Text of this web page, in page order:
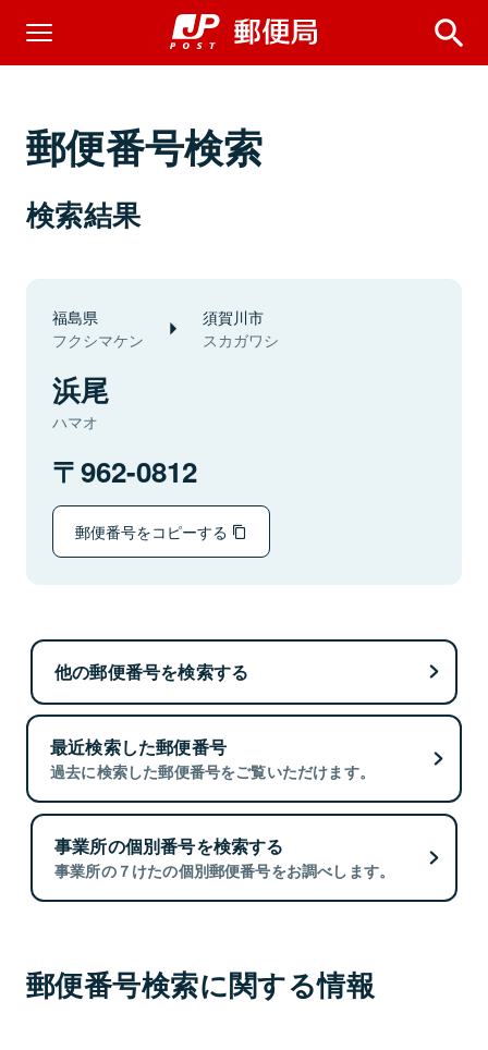
郵便番号検索
検索結果
福島県
フクシマケン
須賀川市
スカガワシ
浜尾
ハマオ
962-0812
郵便番号をコピーする
他の郵便番号を検索する
最近検索した郵便番号
過去に検索した郵便番号をご覧いただけます。
事業所の個別番号を検索する
事業所の７けたの個別郵便番号をお調べします。
郵便番号検索に関する情報